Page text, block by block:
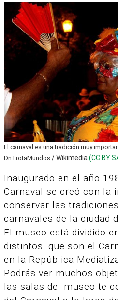
El carnaval es una tradición muy
DnTrotaMundos / Wikimedia(CC BY
Inaugurado en el año
Carnaval se creó con la
conservar las
carnavales de la ciudad
El museo está dividido
distintos, que son el
en la República
Podrás ver muchos
las salas del museo te